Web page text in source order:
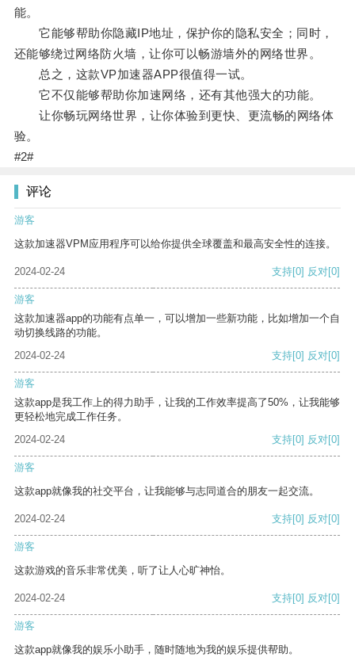
能。
它能够帮助你隐藏IP地址，保护你的隐私安全；同时，
还能够绕过网络防火墙，让你可以畅游墙外的网络世界。
总之，这款VP加速器APP很值得一试。
它不仅能够帮助你加速网络，还有其他强大的功能。
让你畅玩网络世界，让你体验到更快、更流畅的网络体
验。
#2#
评论
游客
这款加速器VPM应用程序可以给你提供全球覆盖和最高安全性的连接。
2024-02-24 支持[0] 反对[0]
游客
这款加速器app的功能有点单一，可以增加一些新功能，比如增加一个自
动切换线路的功能。
2024-02-24
支持[0] 反对[0]
游客
这款app是我工作上的得力助手，让我的工作效率提高了50%，让我能够
更轻松地完成工作任务。
2024-02-24
支持[0] 反对[0]
游客
这款app就像我的社交平台，让我能够与志同道合的朋友一起交流。
2024-02-24 支持[0] 反对[0]
游客
这款游戏的音乐非常优美，听了让人心旷神怡。
2024-02-24 支持[0] 反对[0]
游客
这款app就像我的娱乐小助手，随时随地为我的娱乐提供帮助。